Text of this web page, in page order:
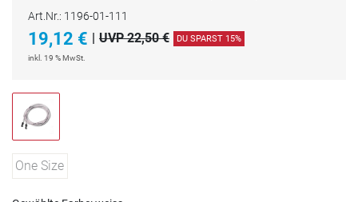
Art.Nr.: 1196-01-111
19,12 € | UVP 22,50 € DU SPARST 15%
inkl. 19 % MwSt.
One Size